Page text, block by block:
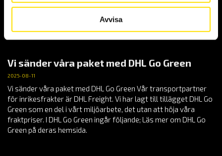
Avvisa
Vi sänder våra paket med DHL Go Green
2025-08-11
Vi sänder våra paket med DHL Go Green Vår transportpartner
för inrikesfrakter är DHL Freight. Vi har lagt till tillägget DHL Go
Green som en del i vårt miljöarbete, det utan att höja våra
fraktpriser. I DHL Go Green ingår följande; Läs mer om DHL Go
Green på deras hemsida.